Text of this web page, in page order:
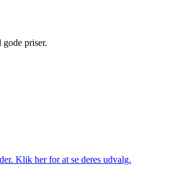
gode priser.
Klik her for at se deres udvalg.